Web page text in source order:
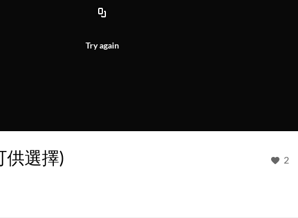
Try again
供選擇) 2